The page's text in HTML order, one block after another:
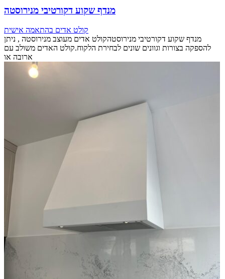
מנדף שקוע דקורטיבי מנירוסטה
קולט אדים בהתאמה אישית
מנדף שקוע דקורטיבי מנירוסטהקולט אדים מעוצב מנירוסטה , ניתן
להספקה בצורות וגוונים שונים לבחירת הלקוח.קולט האדים משולב עם
ארובה או